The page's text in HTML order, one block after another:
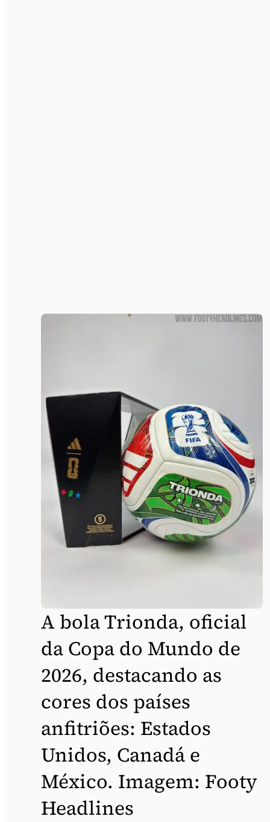
A bola Trionda, oficial
da Copa do Mundo de
2026, destacando as
cores dos países
anfitriões: Estados
Unidos, Canadá e
México. Imagem: Footy
Headlines